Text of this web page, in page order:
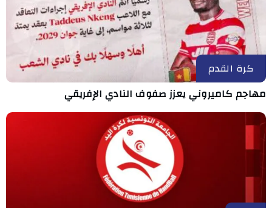
كرة القدم
مهاجم كاميروني يعزز صفوف النادي الإفريقي